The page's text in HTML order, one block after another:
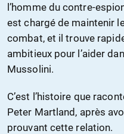
l’homme du contre-
est chargé de maintenir
combat, et il trouve
ambitieux pour l’aider
Mussolini.
C’est l’histoire que
Peter Martland, après
prouvant cette relation.